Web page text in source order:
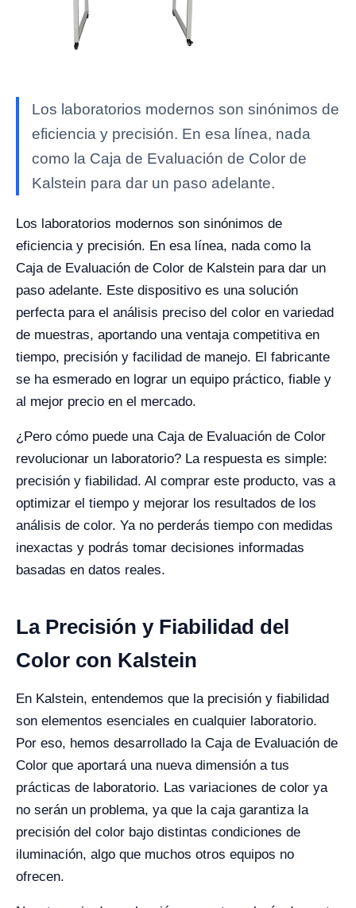
Los laboratorios modernos son sinónimos de
eficiencia y precisión. En esa línea, nada
como la Caja de Evaluación de Color de
Kalstein para dar un paso adelante.
Los laboratorios modernos son sinónimos de
eficiencia y precisión. En esa línea, nada como la
Caja de Evaluación de Color de Kalstein para dar un
paso adelante. Este dispositivo es una solución
perfecta para el análisis preciso del color en variedad
de muestras, aportando una ventaja competitiva en
tiempo, precisión y facilidad de manejo. El fabricante
se ha esmerado en lograr un equipo práctico, fiable y
al mejor precio en el mercado.
¿Pero cómo puede una Caja de Evaluación de Color
revolucionar un laboratorio? La respuesta es simple:
precisión y fiabilidad. Al comprar este producto, vas a
optimizar el tiempo y mejorar los resultados de los
análisis de color. Ya no perderás tiempo con medidas
inexactas y podrás tomar decisiones informadas
basadas en datos reales.
La Precisión y Fiabilidad del
Color con Kalstein
En Kalstein, entendemos que la precisión y fiabilidad
son elementos esenciales en cualquier laboratorio.
Por eso, hemos desarrollado la Caja de Evaluación de
Color que aportará una nueva dimensión a tus
prácticas de laboratorio. Las variaciones de color ya
no serán un problema, ya que la caja garantiza la
precisión del color bajo distintas condiciones de
iluminación, algo que muchos otros equipos no
ofrecen.